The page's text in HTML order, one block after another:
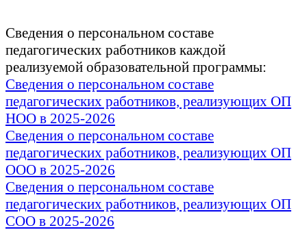
Сведения о персональном составе
педагогических работников каждой
реализуемой образовательной программы:
Сведения о персональном составе
педагогических работников, реализующих ОП
НОО в 2025-2026
Сведения о персональном составе
педагогических работников, реализующих ОП
ООО в 2025-2026
Сведения о персональном составе
педагогических работников, реализующих ОП
СОО в 2025-2026